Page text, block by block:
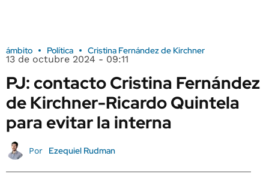
ámbito Política Cristina Fernández de Kirchner
13 de octubre 2024 - 09:11
PJ: contacto Cristina Fernández
de Kirchner-Ricardo Quintela
para evitar la interna
Por Ezequiel Rudman